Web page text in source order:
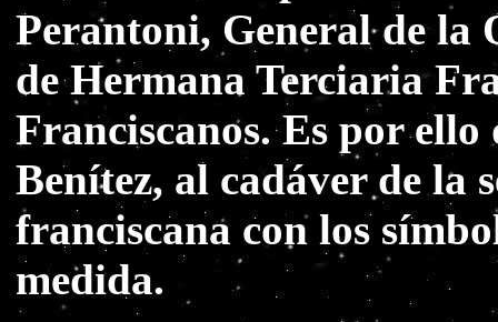
Perantoni, General de la
de Hermana Terciaria
Franciscanos. Es por
Benítez, al cadáver de la
franciscana con los
medida.